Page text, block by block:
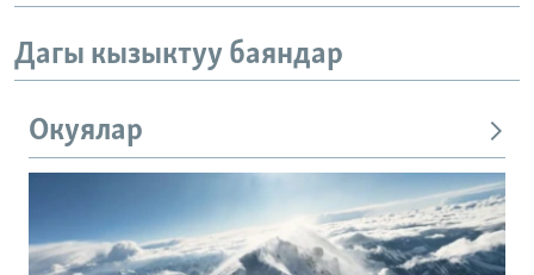
Дагы кызыктуу баяндар
Окуялар